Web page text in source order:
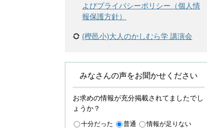
よびプライバシーポリシー（個人情
報保護方針）
(樫邑小)大人のかしむら学 講演会
みなさんの声をお聞かせください
お求めの情報が充分掲載されてましたでし
ょうか？
十分だった 普通 情報が足りない